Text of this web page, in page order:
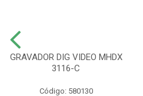
GRAVADOR DIG VIDEO MHDX
3116-C
Código: 580130